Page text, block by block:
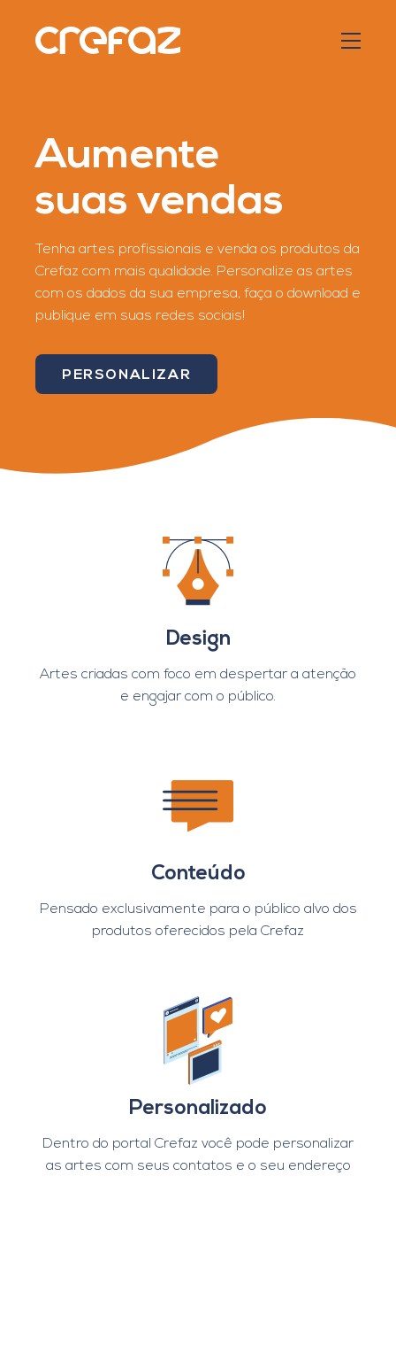
Aumente
suas vendas
Tenha artes profissionais e venda os produtos da
Crefaz com mais qualidade. Personalize as artes
com os dados da sua empresa, faça o download e
publique em suas redes sociais!
PERSONALIZAR
Design
Artes criadas com foco em despertar a atenção
e engajar com o público.
Conteúdo
Pensado exclusivamente para o público alvo dos
produtos oferecidos pela Crefaz
Personalizado
Dentro do portal Crefaz você pode personalizar
as artes com seus contatos e o seu endereço